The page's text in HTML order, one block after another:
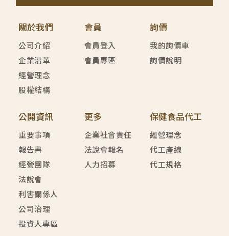
關於我們
公司介紹
企業沿革
經營理念
股權結構
會員
會員登入
會員專區
詢價
我的詢價車
詢價說明
公開資訊
重要事項
報告書
經營團隊
法說會
利害關係人
公司治理
投資人專區
更多
企業社會責任
法說會報名
人力招募
保健食品代工
經營理念
代工產線
代工規格